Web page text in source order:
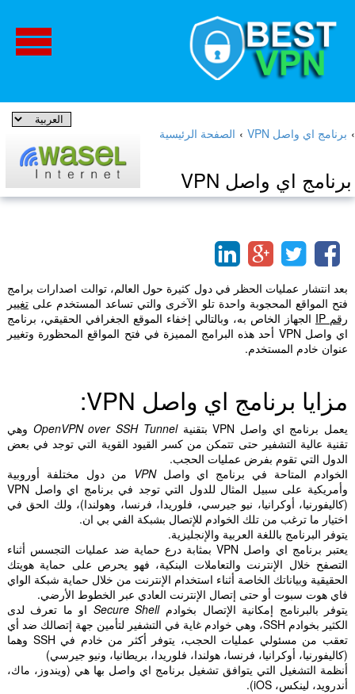
الصفحة الرئيسية › برنامج اي واصل VPN ›
برنامج اي واصل VPN
بعد انتشار عمليات الحظر في دول كثيرة حول العالم، توالت اصدارات برامج
فتح المواقع المحجوبة واحدة تلو الآخرى والتي تساعد المستخدم علىتغيير
رقم IP
الجهاز الخاص به، وبالتالي إخفاء الموقع الجغرافي الحقيقي، برنامج
اي واصل VPN أحد هذه البرامج المميزة في فتح المواقع المحظورة وتغيير
عنوان خادم المستخدم.
مزايا برنامج اي واصل VPN:
يعمل برنامج اي واصل VPN بتقنية OpenVPN over SSH Tunnel وهي
تقنية عالية التشفير حتى تتمكن من كسر القيود القوية التي توجد في بعض
الدول التي تقوم بفرض عمليات الحجب.
الخوادم المتاحة في برنامج اي واصلVPN من دول مختلفة أوروبية
وأمريكية على سبيل المثال للدول التي توجد في برنامج اي واصل VPN
(كاليفورنيا، أوكرانيا، نيو جيرسي، فلوريدا، فرنسا، وهولندا)، ولك الحق في
اختيار ما ترغب من تلك الخوادم للإتصال بشبكة الفي بي ان.
يتوفر البرنامج باللغة العربية والإنجليزية.
يعتبر برنامج اي واصل VPN بمثابة درع حماية ضد عمليات التجسس أثناء
التصفح خلال الإنترنت والتعاملات البنكية، فهو يحرص على حماية هويتك
الحقيقية وبياناتك الخاصة أثناء استخدام الإنترنت من خلال حماية شبكة الواي
فاي هوت سبوت أو حتى إتصال الإنترنت العادي عبر الخطوط الأرضي.
يتوفر بالبرنامج إمكانية الإتصال بخوادمSecure Shell او ما تعرف لدى
الكثير بخوادم SSH، وهي خوادم غاية في التشفير لتأمين جهة إتصالك ضد أي
تعقب من مسئولي عمليات الحجب، يتوفر أكثر من خادم في SSH وهما
(كاليفورنيا، أوكرانيا، فرنسا، هولندا، فلوريدا، بريطانيا، ونيو جيرسي)
أنظمة التشغيل التي يتوافق تشغيل برنامج اي واصل بها هي (ويندوز، ماك،
أندرويد، لينكس، iOS).